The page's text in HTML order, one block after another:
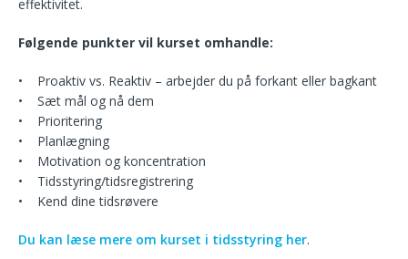
effektivitet.
Følgende punkter vil kurset omhandle:
• Proaktiv vs. Reaktiv – arbejder du på forkant eller bagkant
• Sæt mål og nå dem
• Prioritering
• Planlægning
• Motivation og koncentration
• Tidsstyring/tidsregistrering
• Kend dine tidsrøvere
Du kan læse mere om kurset i tidsstyring her.